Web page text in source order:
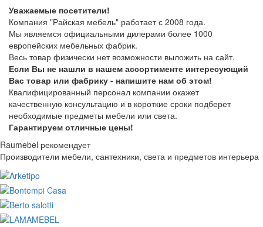
Уважаемые посетители!
Компания "Райская мебель" работает с 2008 года.
Мы являемся официальными дилерами более 1000
европейских мебельных фабрик.
Весь товар физически нет возможности выложить на сайт.
Если Вы не нашли в нашем ассортименте интересующий
Вас товар или фабрику - напишите нам об этом!
Квалифицированный персонал компании окажет
качественную консультацию и в короткие сроки подберет
необходимые предметы мебели или света.
Гарантируем отличные цены!
Raumebel рекомендует
Производители мебели, сантехники, света и предметов интерьера